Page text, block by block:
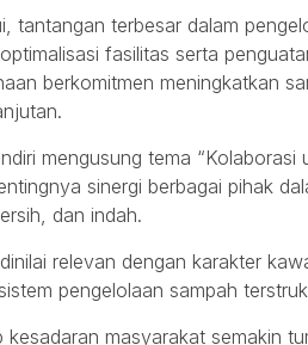
tantangan terbesar dalam
fasilitas serta
berkomitmen meningkatkan
mengusung tema “Kolaborasi
sinergi berbagai pihak
dan indah.
relevan dengan karakter
pengelolaan sampah
kesadaran masyarakat semakin